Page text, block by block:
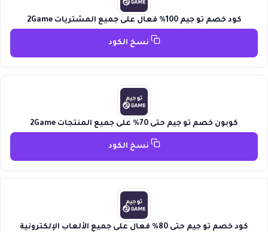
كود خصم تو جيم 100% فعال على جميع المشتريات 2Game
نسخ الكود
كوبون خصم تو جيم حتى 70% على جميع المنتجات 2Game
نسخ الكود
كود خصم تو جيم حتى 80% فعال على جميع الألعاب الإلكترونية